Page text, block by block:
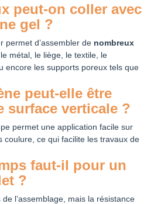
peut-on coller avec
gel ?
permet d’assembler de nombreux
métal, le liège, le textile, le
encore les supports poreux tels que
peut-elle être
surface verticale ?
permet une application facile sur
coulure, ce qui facilite les travaux de
faut-il pour un
?
l’assemblage, mais la résistance